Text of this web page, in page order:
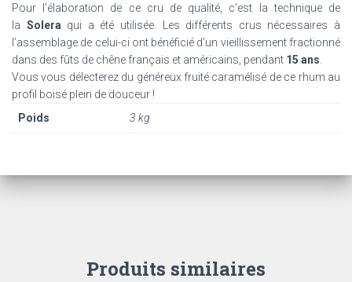
Pour l’élaboration de ce cru de qualité, c’est la technique de
la Solera qui a été utilisée. Les différents crus nécessaires à
l’assemblage de celui-ci ont bénéficié d’un vieillissement fractionné
dans des fûts de chêne français et américains, pendant 15 ans
Vous vous délecterez du généreux fruité caramélisé de ce rhum au
profil boisé plein de douceur !
Poids
3 kg
Produits similaires